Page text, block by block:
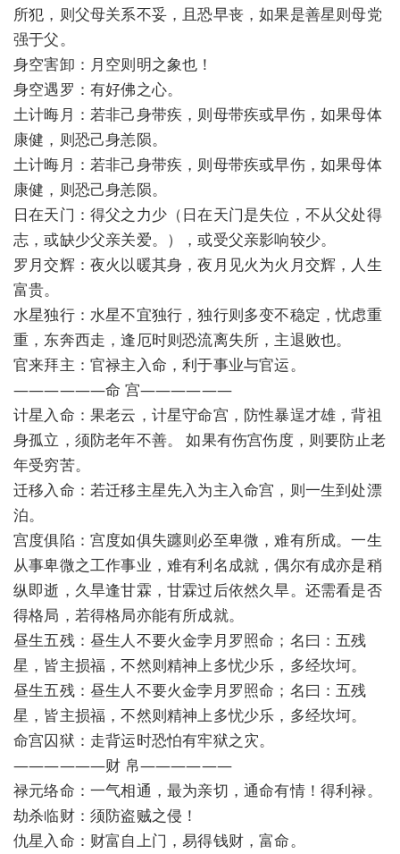
所犯，则父母关系不妥，且恐早丧，如果是善星则母党
强于父。
身空害卸：月空则明之象也！
身空遇罗：有好佛之心。
土计晦月：若非己身带疾，则母带疾或早伤，如果母体
康健，则恐己身恙陨。
土计晦月：若非己身带疾，则母带疾或早伤，如果母体
康健，则恐己身恙陨。
日在天门：得父之力少（日在天门是失位，不从父处得
志，或缺少父亲关爱。），或受父亲影响较少。
罗月交辉：夜火以暖其身，夜月见火为火月交辉，人生
富贵。
水星独行：水星不宜独行，独行则多变不稳定，忧虑重
重，东奔西走，逢厄时则恐流离失所，主退败也。
官来拜主：官禄主入命，利于事业与官运。
——————命 宫——————
计星入命：果老云，计星守命宫，防性暴逞才雄，背祖
身孤立，须防老年不善。 如果有伤宫伤度，则要防止老
年受穷苦。
迁移入命：若迁移主星先入为主入命宫，则一生到处漂
泊。
宫度俱陷：宫度如俱失躔则必至卑微，难有所成。一生
从事卑微之工作事业，难有利名成就，偶尔有成亦是稍
纵即逝，久旱逢甘霖，甘霖过后依然久旱。还需看是否
得格局，若得格局亦能有所成就。
昼生五残：昼生人不要火金孛月罗照命；名曰：五残
星，皆主损福，不然则精神上多忧少乐，多经坎坷。
昼生五残：昼生人不要火金孛月罗照命；名曰：五残
星，皆主损福，不然则精神上多忧少乐，多经坎坷。
命宫囚狱：走背运时恐怕有牢狱之灾。
——————财 帛——————
禄元络命：一气相通，最为亲切，通命有情！得利禄。
劫杀临财：须防盗贼之侵！
仇星入命：财富自上门，易得钱财，富命。